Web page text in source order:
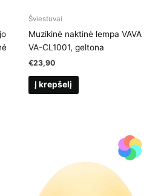
Šviestuvai
Muzikinė naktinė lempa VAVA
VA-CL1001, geltona
€23,90
Į krepšelį